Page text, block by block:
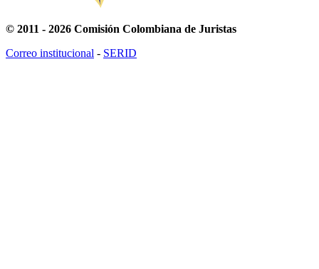
© 2011 - 2026 Comisión Colombiana de Juristas
Correo institucional - SERID